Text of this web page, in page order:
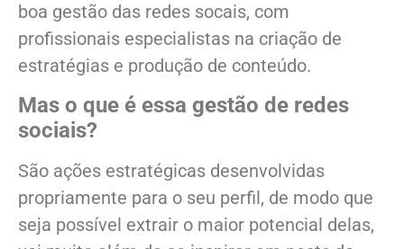
boa gestão das redes socais, com
profissionais especialistas na criação de
estratégias e produção de conteúdo.
Mas o que é essa gestão de redes
sociais?
São ações estratégicas desenvolvidas
propriamente para o seu perfil, de modo que
seja possível extrair o maior potencial delas,